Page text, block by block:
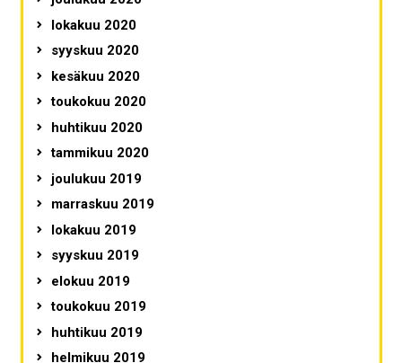
lokakuu 2020
syyskuu 2020
kesäkuu 2020
toukokuu 2020
huhtikuu 2020
tammikuu 2020
joulukuu 2019
marraskuu 2019
lokakuu 2019
syyskuu 2019
elokuu 2019
toukokuu 2019
huhtikuu 2019
helmikuu 2019